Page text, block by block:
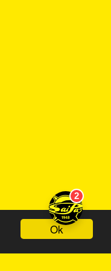
Ok